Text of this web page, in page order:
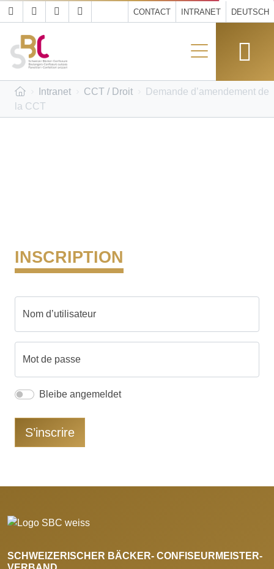
CONTACT INTRANET DEUTSCH
Intranet CCT / Droit
Demande d’amendement de
la CCT
INSCRIPTION
Nom d’utilisateur
Mot de passe
Bleibe angemeldet
S’inscrire
SCHWEIZERISCHER BÄCKER- CONFISEURMEISTER-